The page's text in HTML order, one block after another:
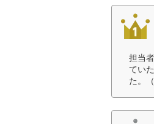
担当
てい
た。